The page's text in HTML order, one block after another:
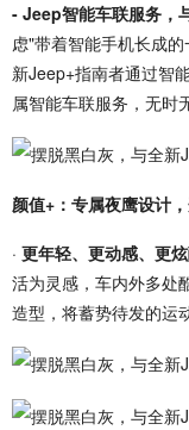
- Jeep智能车联服务，
虑"带着智能手机长成
新Jeep+指南者通过智
属智能车联服务，无时
颜值+：专属夜鹰设计
· 更年轻、更动感、更炫
活为灵感，车内外多处
造型，将蓄势待发的运